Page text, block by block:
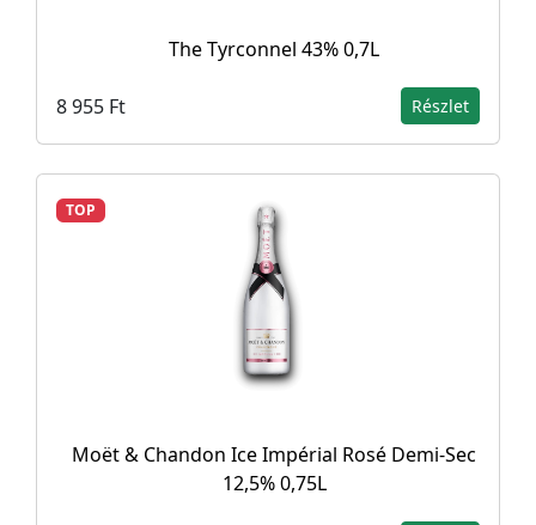
The Tyrconnel 43% 0,7L
8 955 Ft Részlet
TOP
Moët & Chandon Ice Impérial Rosé Demi-Sec
12,5% 0,75L